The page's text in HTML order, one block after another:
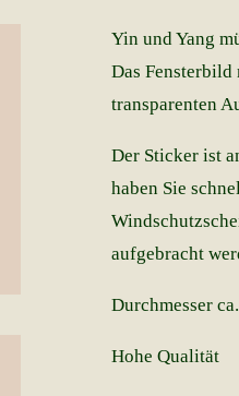
Yin und Yang
Das
transparenten
Der Sticker ist
haben Sie
aufgebracht
Durchmesser
Hohe Qualität